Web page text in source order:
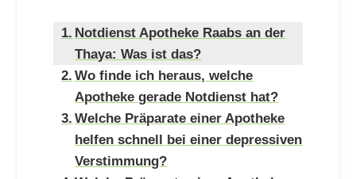
Notdienst Apotheke Raabs an der
Thaya: Was ist das?
Wo finde ich heraus, welche
Apotheke gerade Notdienst hat?
Welche Präparate einer Apotheke
helfen schnell bei einer depressiven
Verstimmung?